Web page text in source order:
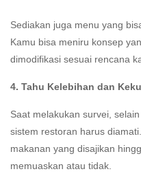
Sediakan juga menu yang
Kamu bisa meniru konsep
dimodifikasi sesuai rencana
4. Tahu Kelebihan dan
Saat melakukan survei,
sistem restoran harus
makanan yang disajikan
memuaskan atau tidak.